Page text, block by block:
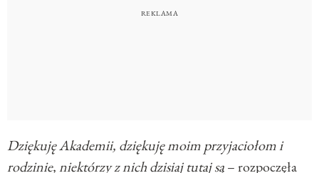
Dziękuję Akademii, dziękuję moim przyjaciołom i
rodzinie, niektórzy z nich dzisiaj tutaj są– rozpoczęła